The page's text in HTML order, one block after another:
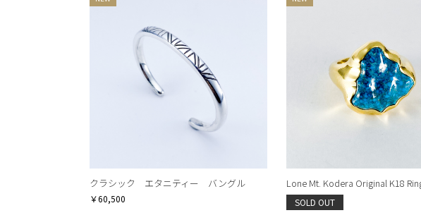
クラシック エタニティー バングル
￥60,500
Lone Mt. Kodera Original K18
SOLD OUT